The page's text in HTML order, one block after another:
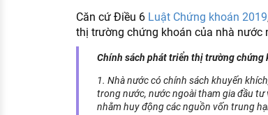
Căn cứ Điều 6 Luật Chứng khoán 2019
thị trường chứng khoán của nhà nước
Chính sách phát triển thị trường chứng
1. Nhà nước có chính sách khuyến
trong nước, nước ngoài tham gia đầu
nhằm huy động các nguồn vốn trung